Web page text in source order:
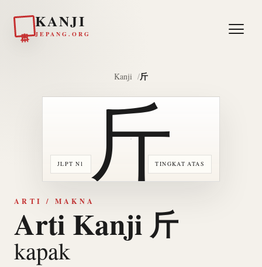
KANJI
JEPANG.ORG
Kanji 斤
JLPT N1 TINGKAT ATAS
斤
ARTI / MAKNA
Arti Kanji 斤
kapak